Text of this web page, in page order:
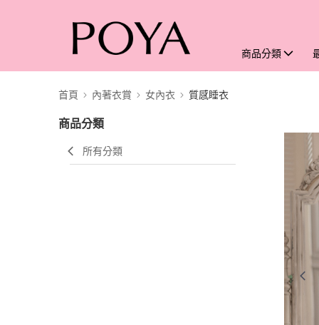
商品分類
首頁 內著衣賞 女內衣 質感睡衣
商品分類
所有分類